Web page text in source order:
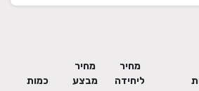
מחיר
ליחידה
מחיר
מבצע
כמות